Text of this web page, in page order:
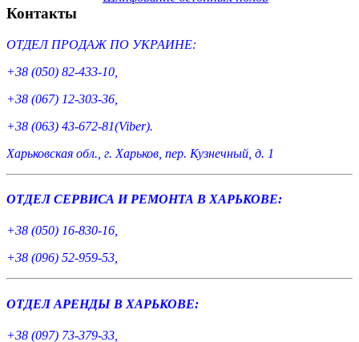
Контакты
ОТДЕЛ ПРОДАЖ ПО УКРАИНЕ:
+38 (050) 82-433-10,
+38 (067) 12-303-36,
+38 (063) 43-672-81(Viber).
Харьковская обл., г. Харьков, пер. Кузнечный, д. 1
ОТДЕЛ СЕРВИСА И РЕМОНТА В ХАРЬКОВЕ:
+38 (050) 16-830-16,
+38 (096) 52-959-53,
ОТДЕЛ АРЕНДЫ В ХАРЬКОВЕ:
+38 (097) 73-379-33,